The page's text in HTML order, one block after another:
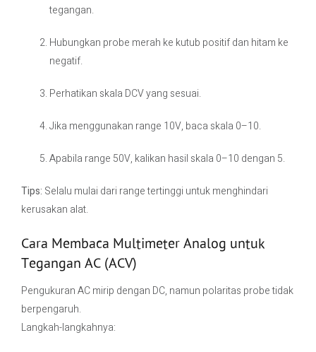
tegangan.
Hubungkan probe merah ke kutub positif dan hitam ke
negatif.
Perhatikan skala DCV yang sesuai.
Jika menggunakan range 10V, baca skala 0–10.
Apabila range 50V, kalikan hasil skala 0–10 dengan 5.
Tips: Selalu mulai dari range tertinggi untuk menghindari
kerusakan alat.
Cara Membaca Multimeter Analog untuk
Tegangan AC (ACV)
Pengukuran AC mirip dengan DC, namun polaritas probe tidak
berpengaruh.
Langkah-langkahnya: